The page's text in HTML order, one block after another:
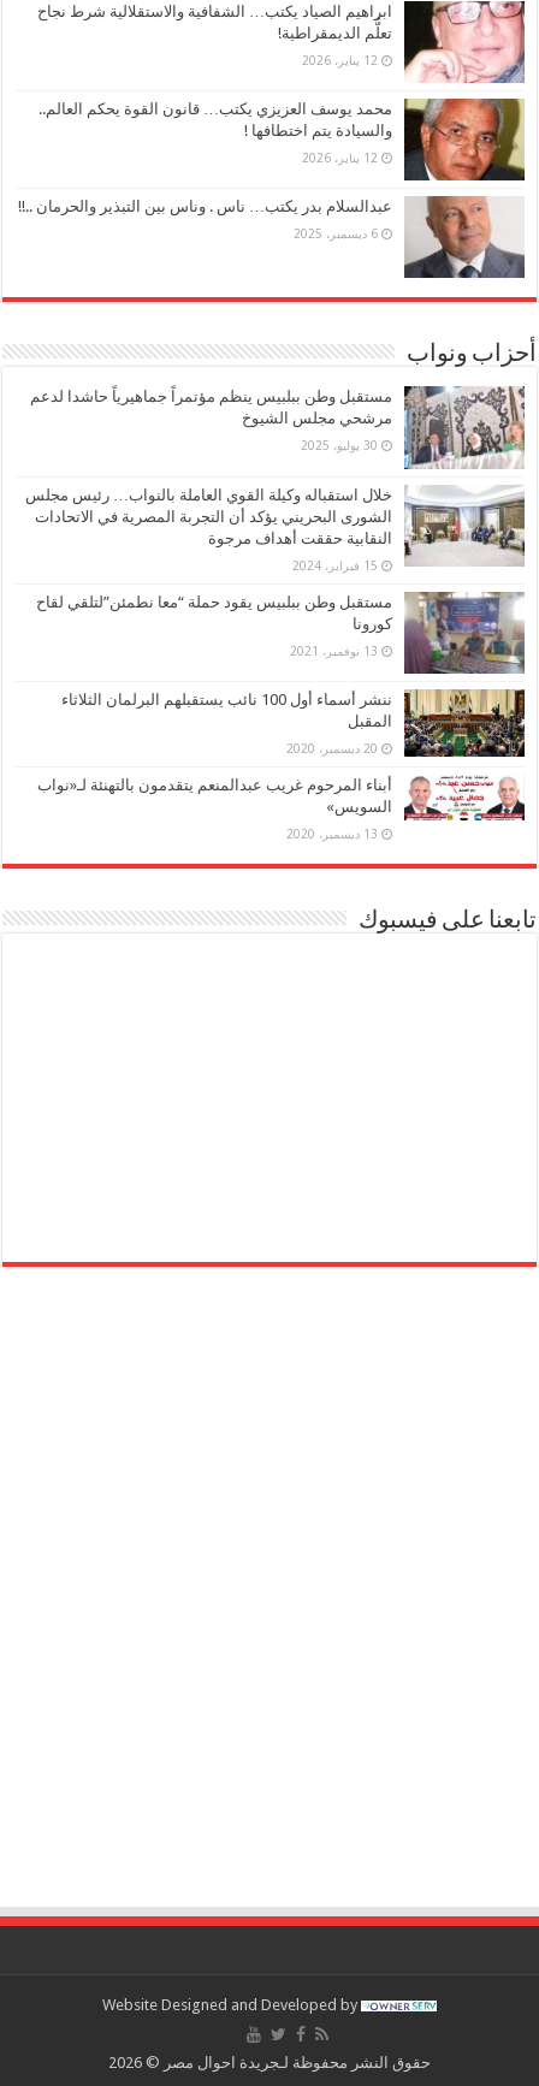
ابراهيم الصياد يكتب… الشفافية والاستقلالية شرط نجاح
تعلُّم الديمقراطية!
12 يناير، 2026
محمد يوسف العزيزي يكتب… قانون القوة يحكم العالم..
والسيادة يتم اختطافها !
12 يناير، 2026
عبدالسلام بدر يكتب… ناس . وناس بين التبذير والحرمان ..!!
6 ديسمبر، 2025
أحزاب ونواب
مستقبل وطن ببلبيس ينظم مؤتمراً جماهيرياً حاشدا لدعم
مرشحي مجلس الشيوخ
30 يوليو، 2025
خلال استقباله وكيلة القوي العاملة بالنواب… رئيس مجلس
الشورى البحريني يؤكد أن التجربة المصرية في الاتحادات
النقابية حققت أهداف مرجوة
15 فبراير، 2024
مستقبل وطن ببلبيس يقود حملة “معا نطمئن”لتلقي لقاح
كورونا
13 نوفمبر، 2021
ننشر أسماء أول 100 نائب يستقبلهم البرلمان الثلاثاء
المقبل
20 ديسمبر، 2020
أبناء المرحوم غريب عبدالمنعم يتقدمون بالتهنئة لـ«نواب
السويس»
13 ديسمبر، 2020
تابعنا على فيسبوك
Website Designed and Developed by
حقوق النشر محفوظة لـجريدة احوال مصر © 2026